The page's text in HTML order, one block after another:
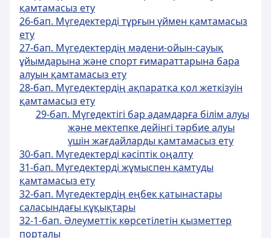
қамтамасыз ету
26-бап. Мүгедектердi тұрғын үймен қамтамасыз
ету
27-бап. Мүгедектердiң мәдени-ойын-сауық
ұйымдарына және спорт ғимараттарына бара
алуын қамтамасыз ету
28-бап. Мүгедектердiң ақпаратқа қол жеткiзуiн
қамтамасыз ету
29-бап. Мүгедектігі бар адамдарға білім алуы
және мектепке дейiнгi тәрбие алуы
үшiн жағдайларды қамтамасыз ету
30-бап. Мүгедектердi кәсiптiк оңалту
31-бап. Мүгедектердi жұмыспен қамтуды
қамтамасыз ету
32-бап. Мүгедектердiң еңбек қатынастары
саласындағы құқықтары
32-1-бап. Әлеуметтік көрсетілетін қызметтер
порталы